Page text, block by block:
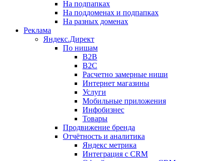
На подпапках
На поддоменах и подпапках
На разных доменах
Реклама
Яндекс.Директ
По нишам
B2B
B2C
Расчетно замерные ниши
Интернет магазины
Услуги
Мобильные приложения
Инфобизнес
Товары
Продвижение бренда
Отчётность и аналитика
Яндекс метрика
Интеграция с CRM